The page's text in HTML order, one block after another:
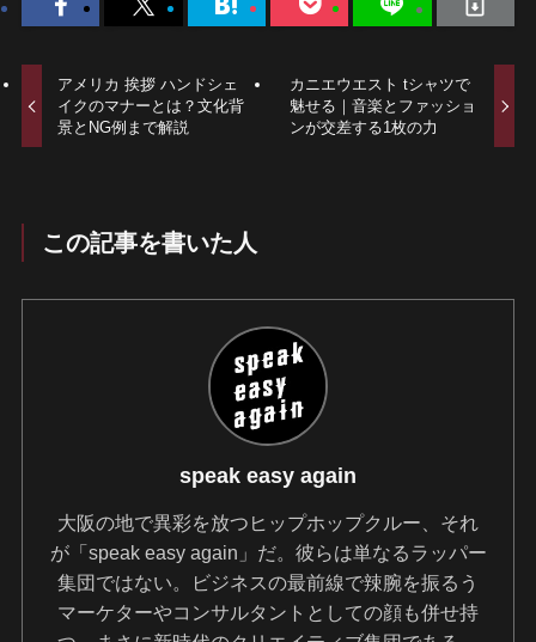
アメリカ 挨拶 ハンドシェ
イクのマナーとは？文化背
景とNG例まで解説
カニエウエスト tシャツで
魅せる｜音楽とファッショ
ンが交差する1枚の力
この記事を書いた人
speak easy again
大阪の地で異彩を放つヒップホップクルー、それ
が「speak easy again」だ。彼らは単なるラッパー
集団ではない。ビジネスの最前線で辣腕を振るう
マーケターやコンサルタントとしての顔も併せ持